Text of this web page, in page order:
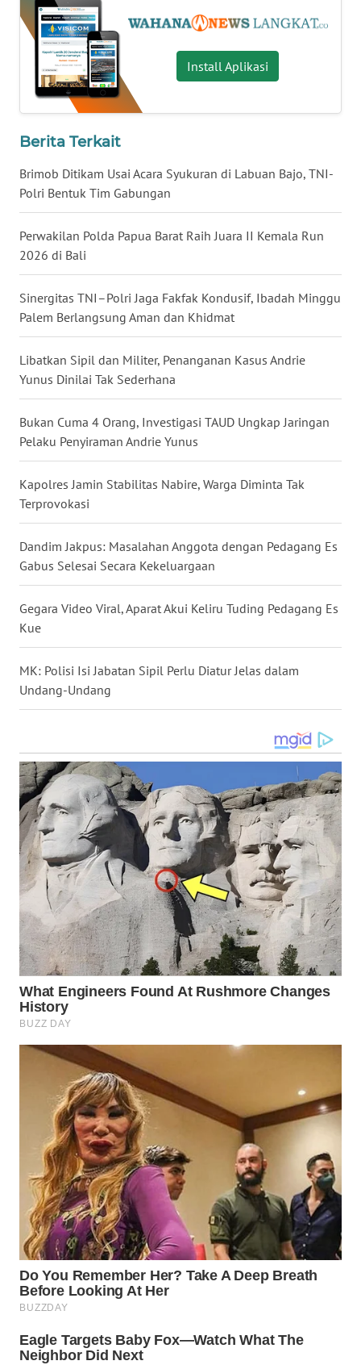
Install Aplikasi
Berita Terkait
Brimob Ditikam Usai Acara Syukuran di Labuan Bajo, TNI-
Polri Bentuk Tim Gabungan
Perwakilan Polda Papua Barat Raih Juara II Kemala Run
2026 di Bali
Sinergitas TNI–Polri Jaga Fakfak Kondusif, Ibadah Minggu
Palem Berlangsung Aman dan Khidmat
Libatkan Sipil dan Militer, Penanganan Kasus Andrie
Yunus Dinilai Tak Sederhana
Bukan Cuma 4 Orang, Investigasi TAUD Ungkap Jaringan
Pelaku Penyiraman Andrie Yunus
Kapolres Jamin Stabilitas Nabire, Warga Diminta Tak
Terprovokasi
Dandim Jakpus: Masalahan Anggota dengan Pedagang Es
Gabus Selesai Secara Kekeluargaan
Gegara Video Viral, Aparat Akui Keliru Tuding Pedagang Es
Kue
MK: Polisi Isi Jabatan Sipil Perlu Diatur Jelas dalam
Undang-Undang
WN
NUSANTARA
WN
JOGJA
JATIM
WN
BALI
WN
KALBAR
WN
WN
WN
SULSEL
GORONTALO
WN
SULUT
WN
MALUKU
WN
MALUT
WN
DAIRI
WN
DANAU
TOBA
WN
NIAS
LANGKAT
WN
TAPANULI
SELATAN
WN
TANJUNG
LESUNG
WN
KARO
WN
SIMALUNGUN